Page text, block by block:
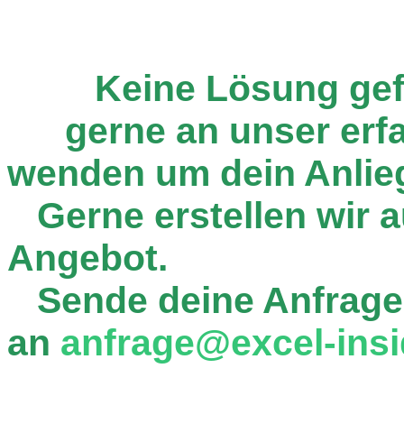
Keine Lösung
gerne an unser
wenden um dein
Gerne erstellen wir
Angebot.
Sende deine
an anfrage@excel-